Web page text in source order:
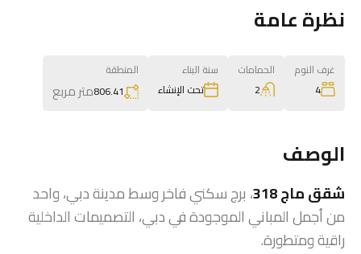
نظرة عامة
غرف النوم
4
الحمامات
2
سنة البناء
تحت الإنشاء
المنطقة
806.41متر مربع
الوصف
شقق ماج 318
، برج سكني فاخر وسط مدينة دبي، واحد
من أجمل المباني الموجودة في دبي، التصميمات الداخلية
راقية ومتطورة.